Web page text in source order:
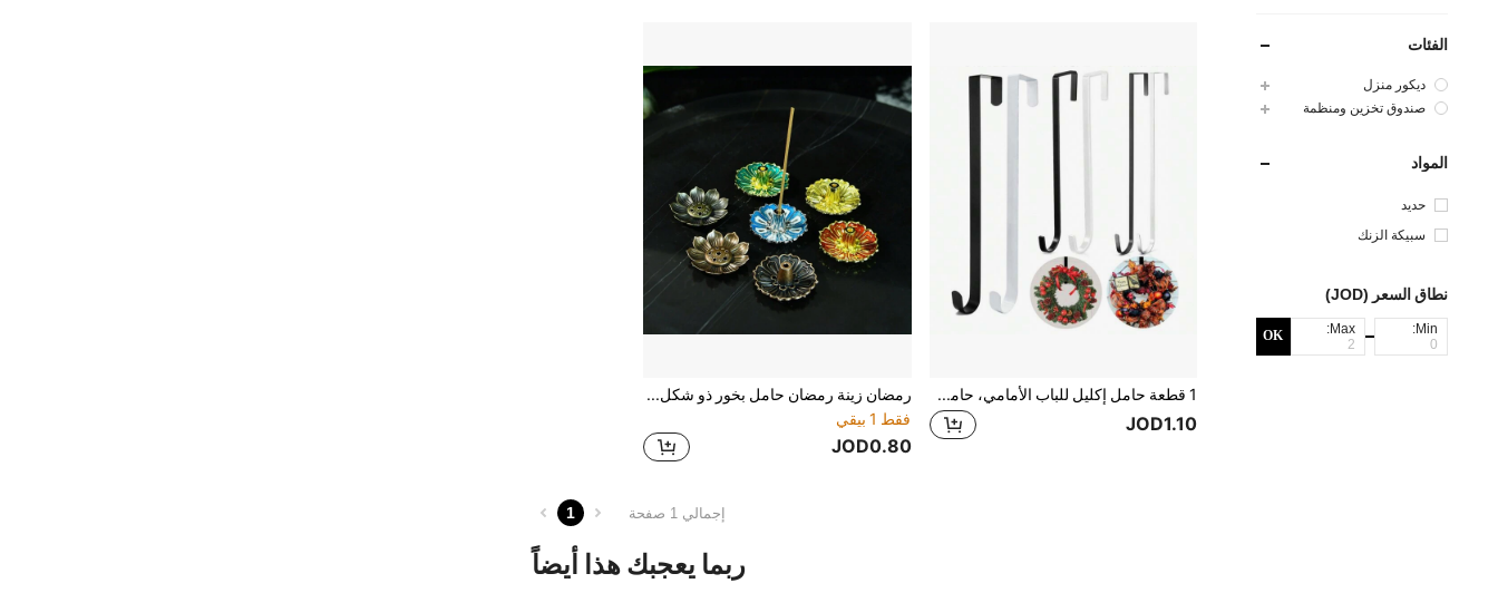
الفئات
ديكور منزل
صندوق تخزين ومنظمة
المواد
حديد
سبيكة الزنك
نطاق السعر (JOD)
Min:
Max:
OK
1 قطعة حامل إكليل للباب الأمامي، حامل إكليل للباب بحجم 12 إلى 15 بوصة، خطاف إكليل لتعليق ديكورات عيد الميلاد والخريف والترحيب، أفضل ديكور منزلي لأعياد الميلاد والشتاء والهدايا والزينة المنزلية
JOD1.10
رمضان زينة رمضان حامل بخور ذو شكل زهرة اللوتس حامل البخور ، صينية بخور داخلية ، حامل بخور معدني
فقط 1 بيقي
JOD0.80
إجمالي 1 صفحة 1
ربما يعجبك هذا أيضاً